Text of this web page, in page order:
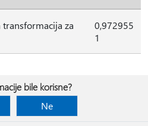
transformacija za
0,972955
1
bile korisne?
Ne